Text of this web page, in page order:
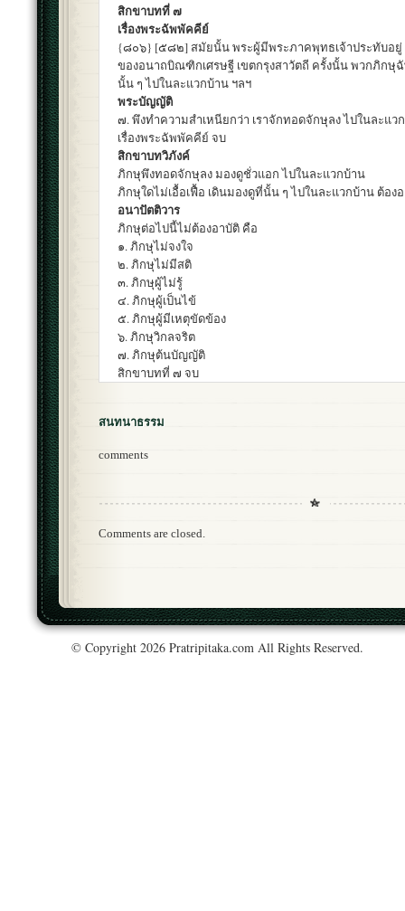
สิกขาบทที่ ๗
เรื่องพระฉัพพัคคีย์
{๘๐๖} [๕๘๒] สมัยนั้น พระผู้มีพระภาคพุทธเจ้าประทับอยู่
ของอนาถบิณฑิกเศรษฐี เขตกรุงสาวัตถี ครั้งนั้น พวกภิกษุ
นั้น ๆ ไปในละแวกบ้าน ฯลฯ
พระบัญญัติ
๗. พึงทำความสำเหนียกว่า เราจักทอดจักษุลง ไปในละแว
เรื่องพระฉัพพัคคีย์ จบ
สิกขาบทวิภังค์
ภิกษุพึงทอดจักษุลง มองดูชั่วแอก ไปในละแวกบ้าน
ภิกษุใดไม่เอื้อเฟื้อ เดินมองดูที่นั้น ๆ ไปในละแวกบ้าน ต้อง
อนาปัตติวาร
ภิกษุต่อไปนี้ไม่ต้องอาบัติ คือ
๑. ภิกษุไม่จงใจ
๒. ภิกษุไม่มีสติ
๓. ภิกษุผู้ไม่รู้
๔. ภิกษุผู้เป็นไข้
๕. ภิกษุผู้มีเหตุขัดข้อง
๖. ภิกษุวิกลจริต
๗. ภิกษุต้นบัญญัติ
สิกขาบทที่ ๗ จบ
สนทนาธรรม
comments
Comments are closed.
© Copyright 2026 Pratripitaka.com All Rights Reserved.